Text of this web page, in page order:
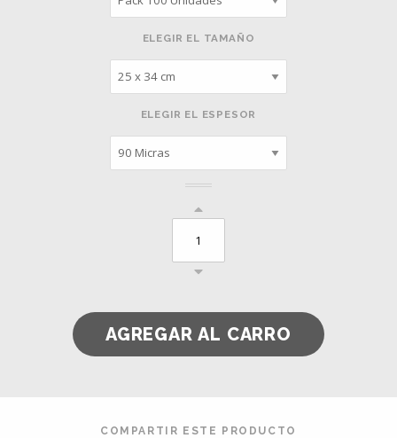
ELEGIR EL TAMAÑO
ELEGIR EL ESPESOR
COMPARTIR ESTE PRODUCTO